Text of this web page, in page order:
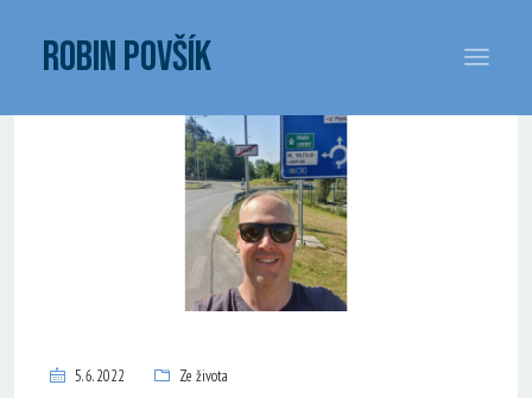
ROBIN POVŠÍK
5. 6. 2022 Ze života